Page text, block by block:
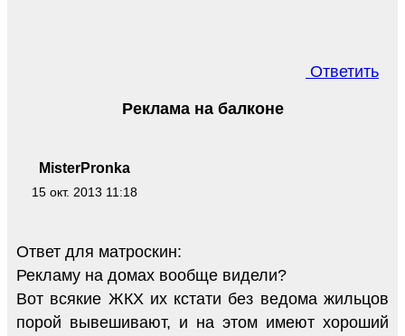
Ответить
MisterPronka
15 окт. 2013 11:18
Реклама на балконе
Ответ для матроскин:
Рекламу на домах вообще видели?
Вот всякие ЖКХ их кстати без ведома жильцов
порой вывешивают, и на этом имеют хороший